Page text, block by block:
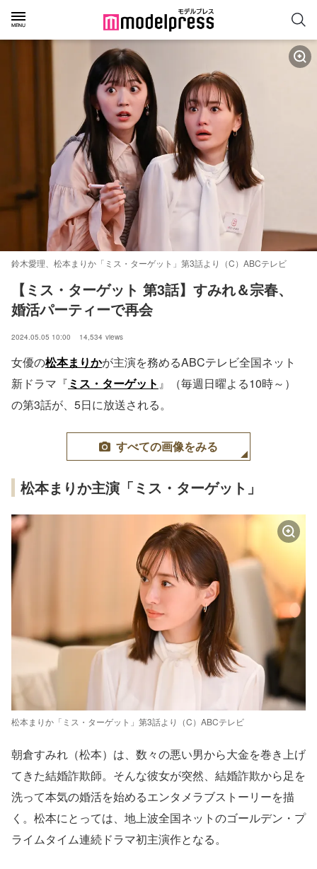
鈴木愛理、松本まりか「ミス・ターゲット」第3話より（C）ABCテレビ
【ミス・ターゲット 第3話】すみれ＆宗春、
婚活パーティーで再会
2024.05.05 10:00 14,534 views
女優の松本まりかが主演を務めるABCテレビ全国ネット
新ドラマ『ミス・ターゲット 』（毎週日曜よる10時～）
の第3話が、5日に放送される。
すべての画像をみる
松本まりか主演「ミス・ターゲット」
松本まりか「ミス・ターゲット」第3話より（C）ABCテレビ
朝倉すみれ（松本）は、数々の悪い男から大金を巻き上げ
てきた結婚詐欺師。そんな彼女が突然、結婚詐欺から足を
洗って本気の婚活を始めるエンタメラブストーリーを描
く。松本にとっては、地上波全国ネットのゴールデン・プ
ライムタイム連続ドラマ初主演作となる。